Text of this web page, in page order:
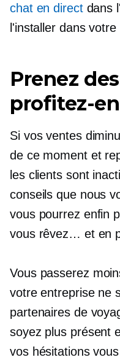
chat en directdans
l'installer dans
Prenez
profitez-
Si vos ventes
de ce moment et
les clients sont
conseils que nous
vous pourrez enfin
vous rêvez… et en
Vous passerez
votre entreprise ne
partenaires de
soyez plus présent
vos hésitations